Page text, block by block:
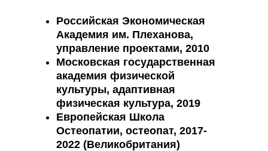
Российская Экономическая
Академия им. Плеханова,
управление проектами, 2010
Московская государственная
академия физической
культуры, адаптивная
физическая культура, 2019
Европейская Школа
Остеопатии, остеопат, 2017-
2022 (Великобритания)